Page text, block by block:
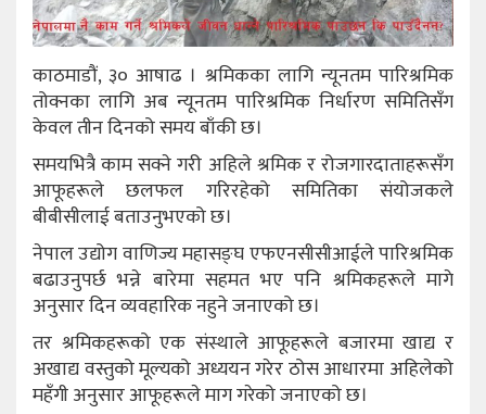
काठमाडौं, ३० आषाढ । श्रमिकका लागि न्यूनतम पारिश्रमिक
तोक्नका लागि अब न्यूनतम पारिश्रमिक निर्धारण समितिसँग
केवल तीन दिनको समय बाँकी छ।
समयभित्रै काम सक्ने गरी अहिले श्रमिक र रोजगारदाताहरूसँग
आफूहरूले छलफल गरिरहेको समितिका संयोजकले
बीबीसीलाई बताउनुभएको छ।
नेपाल उद्योग वाणिज्य महासङ्घ एफएनसीसीआईले पारिश्रमिक
बढाउनुपर्छ भन्ने बारेमा सहमत भए पनि श्रमिकहरूले मागे
अनुसार दिन व्यवहारिक नहुने जनाएको छ।
तर श्रमिकहरूको एक संस्थाले आफूहरूले बजारमा खाद्य र
अखाद्य वस्तुको मूल्यको अध्ययन गरेर ठोस आधारमा अहिलेको
महँगी अनुसार आफूहरूले माग गरेको जनाएको छ।